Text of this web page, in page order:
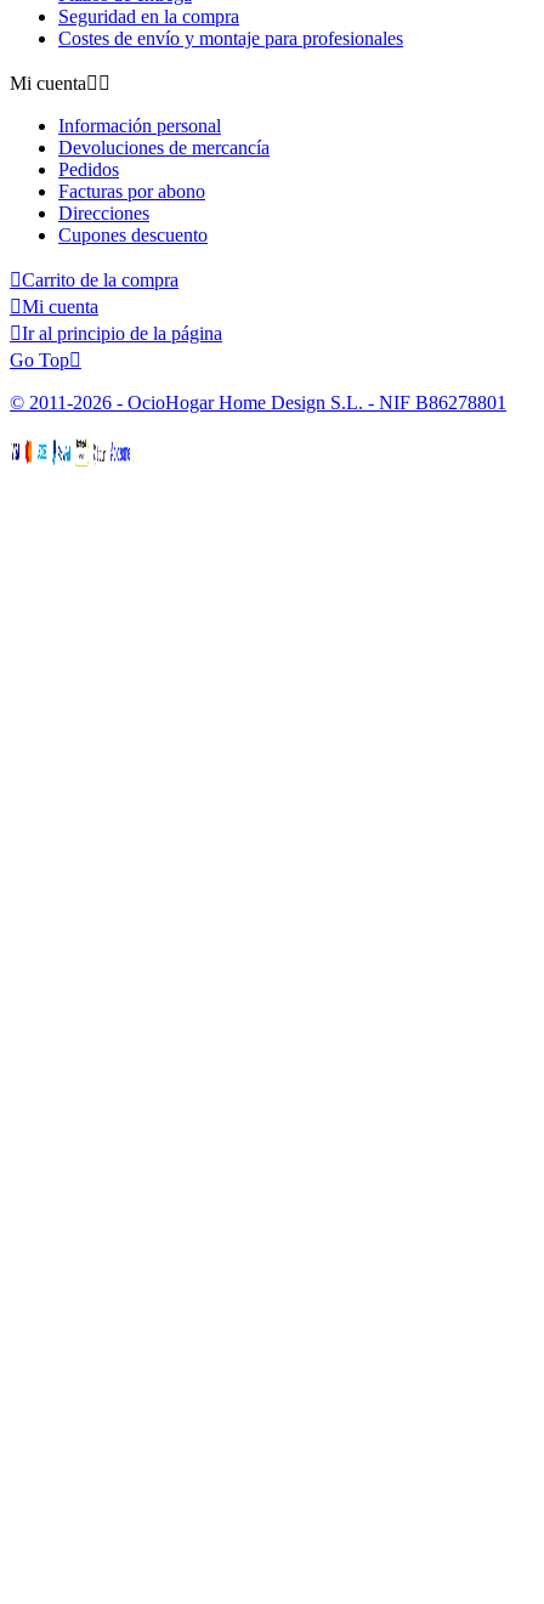
Seguridad en la compra
Costes de envío y montaje para profesionales
Mi cuenta 
Información personal
Devoluciones de mercancía
Pedidos
Facturas por abono
Direcciones
Cupones descuento
Carrito de la compra
Mi cuenta
Ir al principio de la página
Go Top
© 2011-2026 - OcioHogar Home Design S.L. - NIF B86278801